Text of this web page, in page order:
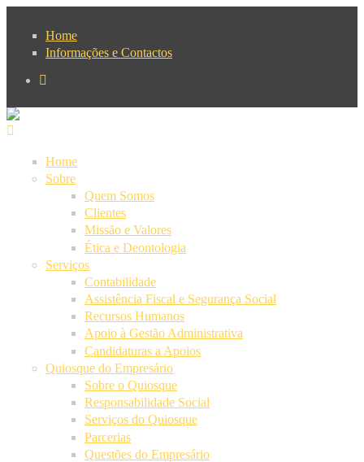
Home
Informações e Contactos
Home
Sobre
Quem Somos
Clientes
Missão e Valores
Ética e Deontologia
Serviços
Contabilidade
Assistência Fiscal e Segurança Social
Recursos Humanos
Apoio à Gestão Administrativa
Candidaturas a Apoios
Quiosque do Empresário
Sobre o Quiosque
Responsabilidade Social
Serviços do Quiosque
Parcerias
Questões do Empresário